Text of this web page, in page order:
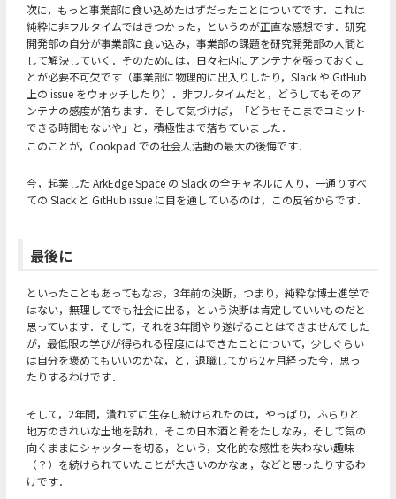
次に，もっと事業部に食い込めたはずだったことについてです．これは
純粋に非フルタイムではきつかった，というのが正直な感想です．研究
開発部の自分が事業部に食い込み，事業部の課題を研究開発部の人間と
して解決していく．そのためには，日々社内にアンテナを張っておくこ
とが必要不可欠です（事業部に物理的に出入りしたり，Slack や GitHub
上の issue をウォッチしたり）．非フルタイムだと，どうしてもそのア
ンテナの感度が落ちます．そして気づけば，「どうせそこまでコミット
できる時間もないや」と，積極性まで落ちていました．
このことが，Cookpad での社会人活動の最大の後悔です．
今，起業した ArkEdge Space の Slack の全チャネルに入り，一通りすべ
ての Slack と GitHub issue に目を通しているのは，この反省からです．
最後に
といったこともあってもなお，3年前の決断，つまり，純粋な博士進学で
はない，無理してでも社会に出る，という決断は肯定していいものだと
思っています．そして，それを3年間やり遂げることはできませんでした
が，最低限の学びが得られる程度にはできたことについて，少しぐらい
は自分を褒めてもいいのかな，と，退職してから2ヶ月経った今，思っ
たりするわけです．
そして，2年間，潰れずに生存し続けられたのは，やっぱり，ふらりと
地方のきれいな土地を訪れ，そこの日本酒と肴をたしなみ，そして気の
向くままにシャッターを切る，という，文化的な感性を失わない趣味
（？）を続けられていたことが大きいのかなぁ，などと思ったりするわ
けです．